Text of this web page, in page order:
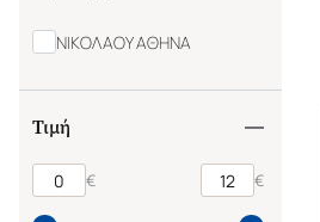
ΝΙΚΟΛΑΟΥ ΑΘΗΝΑ
Τιμή
€ €